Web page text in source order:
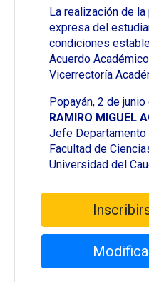
La realización de
expresa del
condiciones
Acuerdo
Vicerrectoría
Popayán, 2 de junio
RAMIRO MIGUEL
Jefe
Facultad de
Universidad del